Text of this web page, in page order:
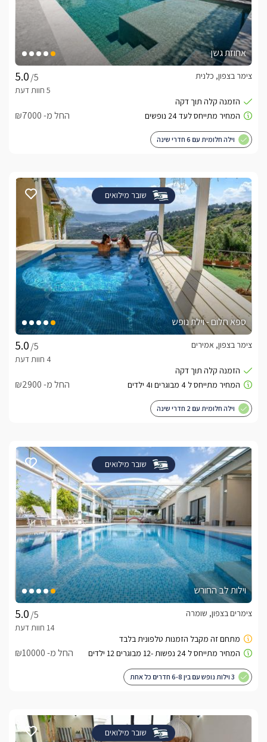
אחוזת גשן
/5
צימר בצפון, כלנית
החל מ- ₪7000
וילה חלומית עם 6 חדרי שינה
שובר מילואים
ספא חלום - וילת נופש
/5
צימר בצפון, אמירים
החל מ- ₪2900
וילה חלומית עם 2 חדרי שינה
שובר מילואים
וילות לב החורש
/5
צימרים בצפון, שומרה
החל מ- ₪10000
3 וילות נופש עם בין 6-8 חדרים כל אחת
שובר מילואים